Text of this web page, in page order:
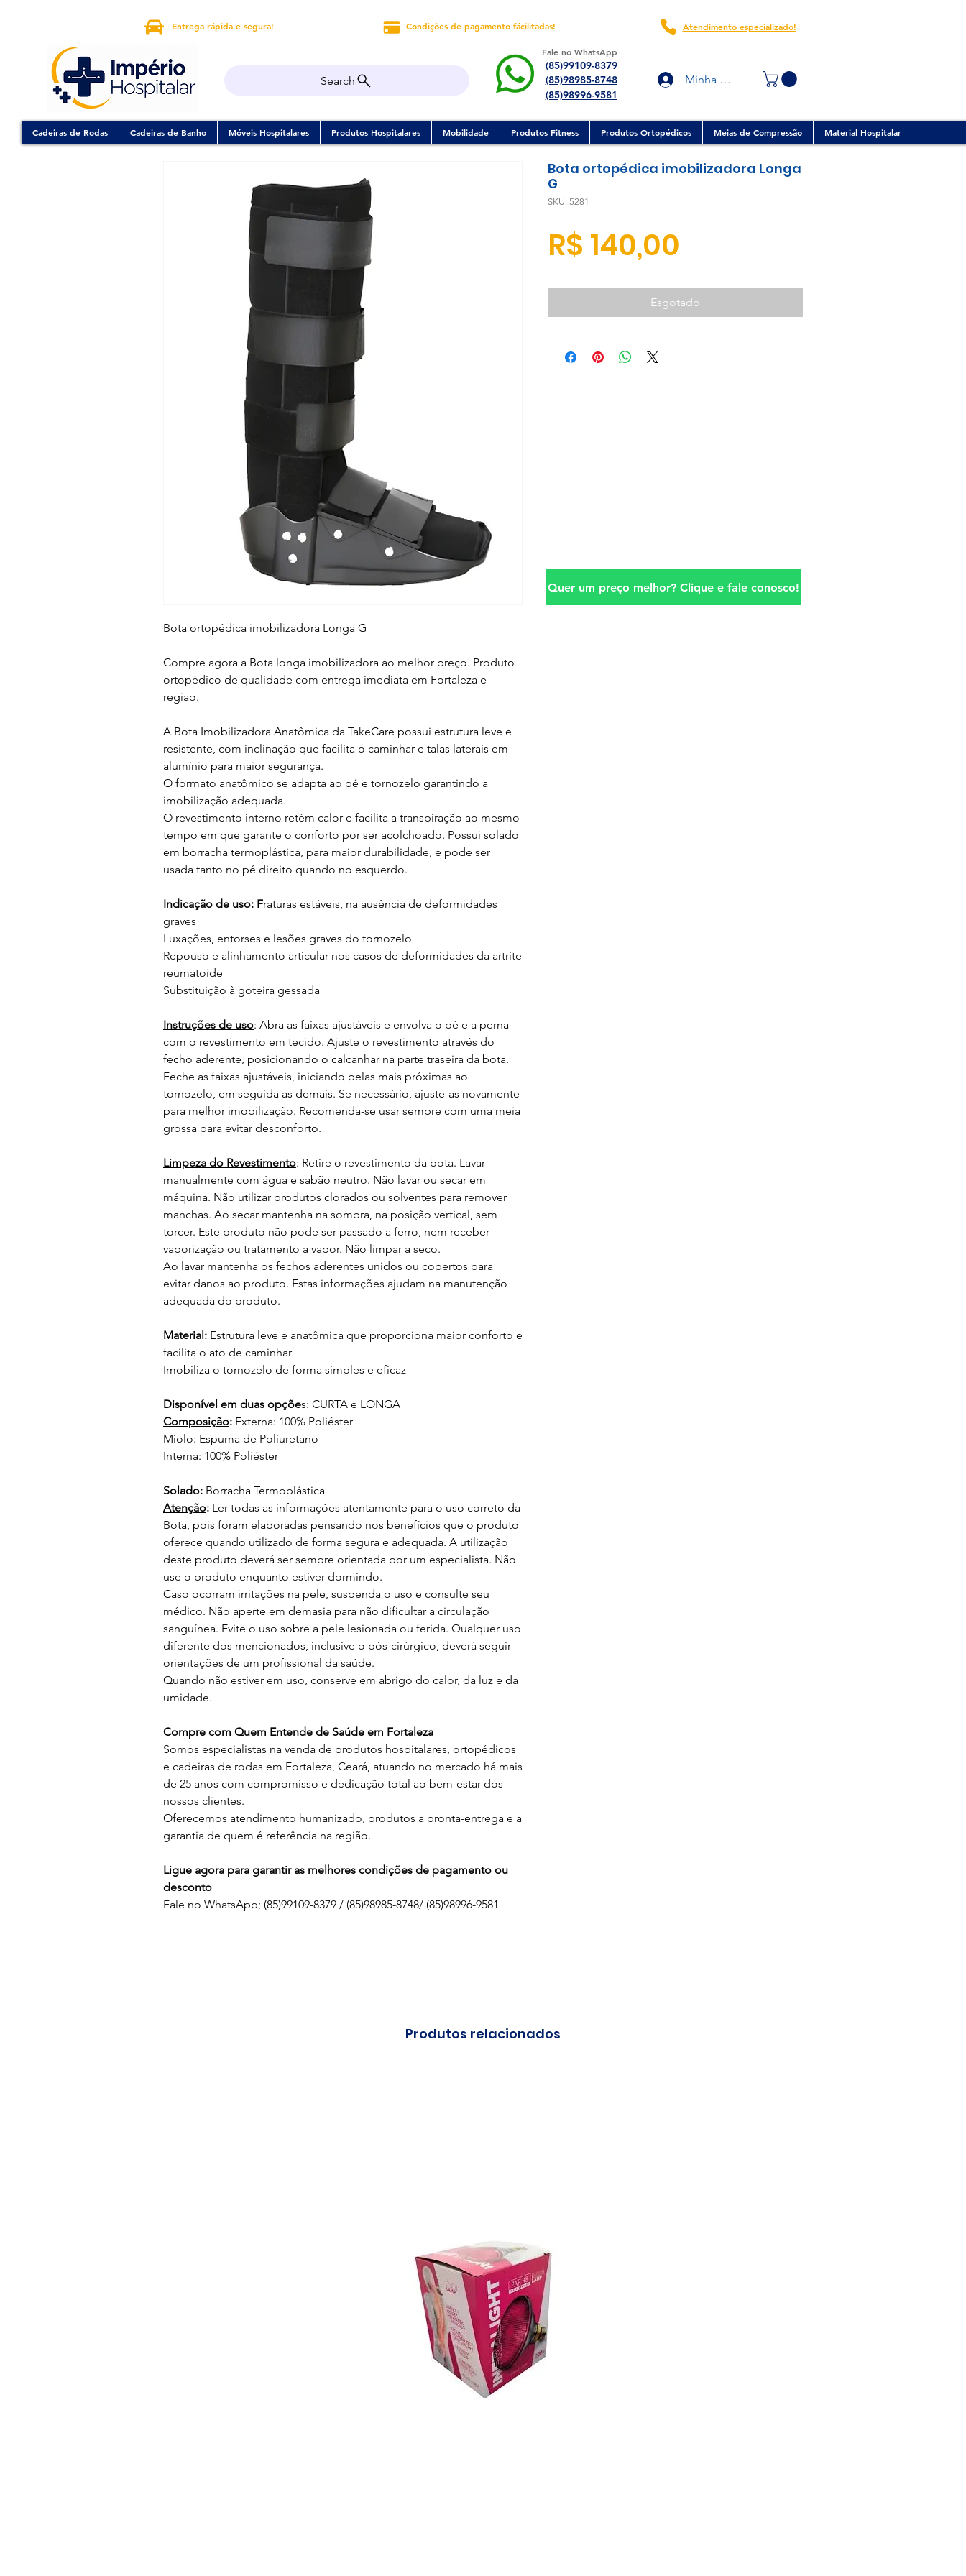
Entrega rápida e segura! Condições de pagamento fácilitadas! Atendimento especializado!
Search Minha conta
Fale no WhatsApp
(85)99109-8379
(85)98985-8748
(85)98996-9581
Cadeiras de Rodas Cadeiras de Banho Móveis Hospitalares Produtos Hospitalares Mobilidade Produtos Fitness Produtos Ortopédicos Meias de Compressão Material Hospitalar
Bota ortopédica imobilizadora Longa G
Compre agora a Bota longa imobilizadora ao melhor preço. Produto
ortopédico de qualidade com entrega imediata em Fortaleza e
regiao.
A Bota Imobilizadora Anatômica da TakeCare possui estrutura leve e
resistente, com inclinação que facilita o caminhar e talas laterais em
alumínio para maior segurança.
O formato anatômico se adapta ao pé e tornozelo garantindo a
imobilização adequada.
O revestimento interno retém calor e facilita a transpiração ao mesmo
tempo em que garante o conforto por ser acolchoado. Possui solado
em borracha termoplástica, para maior durabilidade, e pode ser
usada tanto no pé direito quando no esquerdo.
Indicação de uso: Fraturas estáveis, na ausência de deformidades
graves
Luxações, entorses e lesões graves do tornozelo
Repouso e alinhamento articular nos casos de deformidades da artrite
reumatoide
Substituição à goteira gessada
Instruções de uso: Abra as faixas ajustáveis e envolva o pé e a perna
com o revestimento em tecido. Ajuste o revestimento através do
fecho aderente, posicionando o calcanhar na parte traseira da bota.
Feche as faixas ajustáveis, iniciando pelas mais próximas ao
tornozelo, em seguida as demais. Se necessário, ajuste-as novamente
para melhor imobilização. Recomenda-se usar sempre com uma meia
grossa para evitar desconforto.
Limpeza do Revestimento: Retire o revestimento da bota. Lavar
manualmente com água e sabão neutro. Não lavar ou secar em
máquina. Não utilizar produtos clorados ou solventes para remover
manchas. Ao secar mantenha na sombra, na posição vertical, sem
torcer. Este produto não pode ser passado a ferro, nem receber
vaporização ou tratamento a vapor. Não limpar a seco.
Ao lavar mantenha os fechos aderentes unidos ou cobertos para
evitar danos ao produto. Estas informações ajudam na manutenção
adequada do produto.
Material: Estrutura leve e anatômica que proporciona maior conforto e
facilita o ato de caminhar
Imobiliza o tornozelo de forma simples e eficaz
Disponível em duas opções: CURTA e LONGA
Composição: Externa: 100% Poliéster
Miolo: Espuma de Poliuretano
Interna: 100% Poliéster
Solado: Borracha Termoplástica
Atenção: Ler todas as informações atentamente para o uso correto da
Bota, pois foram elaboradas pensando nos benefícios que o produto
oferece quando utilizado de forma segura e adequada. A utilização
deste produto deverá ser sempre orientada por um especialista. Não
use o produto enquanto estiver dormindo.
Caso ocorram irritações na pele, suspenda o uso e consulte seu
médico. Não aperte em demasia para não dificultar a circulação
sanguínea. Evite o uso sobre a pele lesionada ou ferida. Qualquer uso
diferente dos mencionados, inclusive o pós-cirúrgico, deverá seguir
orientações de um profissional da saúde.
Quando não estiver em uso, conserve em abrigo do calor, da luz e da
umidade.
Compre com Quem Entende de Saúde em Fortaleza
Somos especialistas na venda de produtos hospitalares, ortopédicos
e cadeiras de rodas em Fortaleza, Ceará, atuando no mercado há mais
de 25 anos com compromisso e dedicação total ao bem-estar dos
nossos clientes.
Oferecemos atendimento humanizado, produtos a pronta-entrega e a
garantia de quem é referência na região.
Ligue agora para garantir as melhores condições de pagamento ou
desconto
Fale no WhatsApp; (85)99109-8379 / (85)98985-8748/ (85)98996-9581
Bota ortopédica imobilizadora Longa
G
SKU: 5281
R$ 140,00
Esgotado
Quer um preço melhor? Clique e fale conosco!
Produtos relacionados